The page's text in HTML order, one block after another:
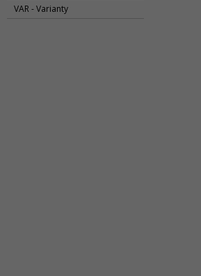
VAR - Varianty